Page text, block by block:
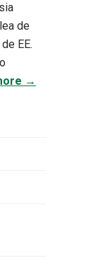
de
EE.
→